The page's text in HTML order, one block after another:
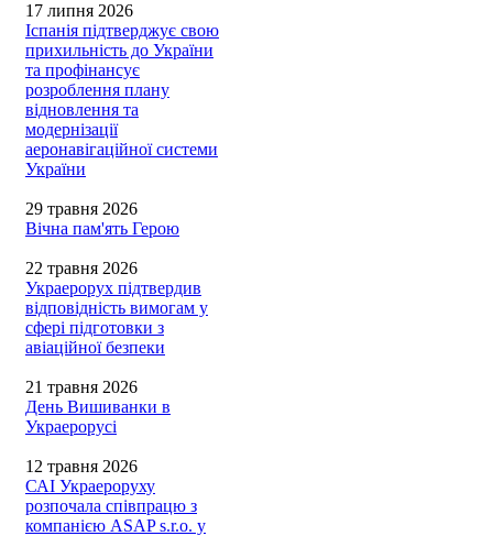
17 липня 2026
Іспанія підтверджує свою
прихильність до України
та профінансує
розроблення плану
відновлення та
модернізації
аеронавігаційної системи
України
29 травня 2026
Вічна пам'ять Герою
22 травня 2026
Украерорух підтвердив
відповідність вимогам у
сфері підготовки з
авіаційної безпеки
21 травня 2026
День Вишиванки в
Украерорусі
12 травня 2026
САІ Украероруху
розпочала співпрацю з
компанією ASAP s.r.o. у